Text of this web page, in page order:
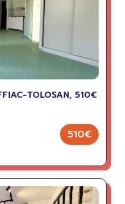
TOLOSAN, 510€
510€